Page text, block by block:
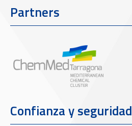
Partners
Confianza y seguridad